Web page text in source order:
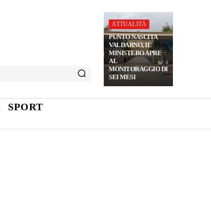
ATTUALITÀ
PUNTO NASCITA
VALDARNO, IL
MINISTERO APRE
AL
MONITORAGGIO DI
SEI MESI
SPORT